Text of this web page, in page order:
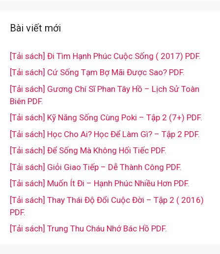
Bài viết mới
[Tải sách] Đi Tìm Hạnh Phúc Cuộc Sống ( 2017) PDF.
[Tải sách] Cứ Sống Tạm Bợ Mãi Được Sao? PDF.
[Tải sách] Gương Chí Sĩ Phan Tây Hồ – Lịch Sử Toàn
Biên PDF.
[Tải sách] Kỹ Năng Sống Cùng Poki – Tập 2 (7+) PDF.
[Tải sách] Học Cho Ai? Học Để Làm Gì? – Tập 2 PDF.
[Tải sách] Để Sống Mà Không Hối Tiếc PDF.
[Tải sách] Giỏi Giao Tiếp – Dễ Thành Công PDF.
[Tải sách] Muốn Ít Đi – Hạnh Phúc Nhiều Hơn PDF.
[Tải sách] Thay Thái Độ Đổi Cuộc Đời – Tập 2 ( 2016)
PDF.
[Tải sách] Trung Thu Cháu Nhớ Bác Hồ PDF.